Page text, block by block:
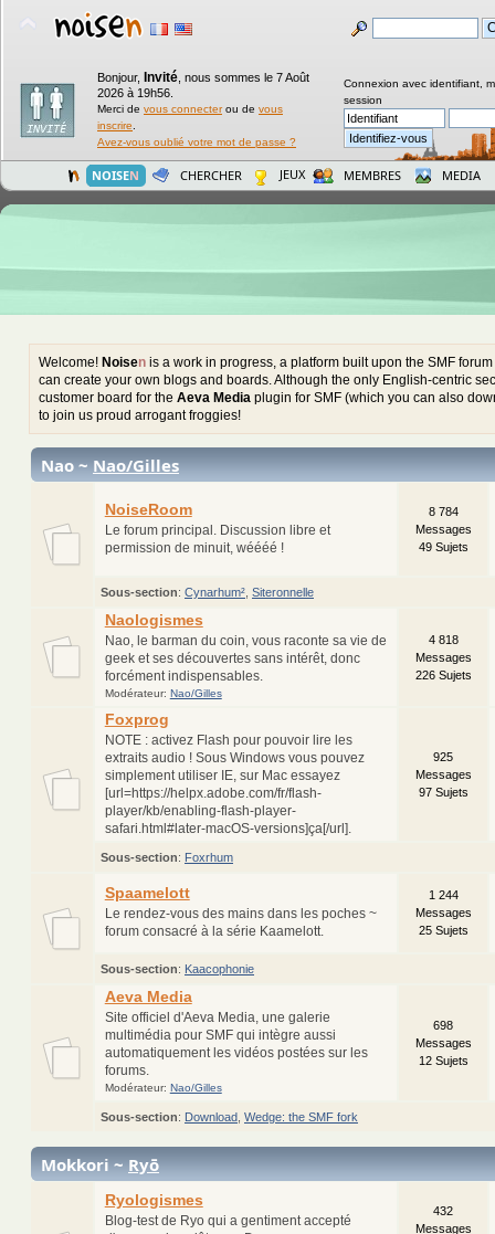
Bonjour, Invité nous sommes le 7 Août
2026 à 19h56.
Merci de vous connecterou de vous
inscrire
Avez-vous oublié votre mot de passe ?
Connexion avec identifiant,
session
NOISEN CHERCHER JEUX MEMBRES MEDIA
Welcome! Noisen is a work in progress, a platform built upon the SMF
can create your own blogs and boards. Although the only English-centric
customer board for the Aeva Media plugin for SMF (which you can also
to join us proud arrogant froggies!
Nao ~Nao/Gilles
NoiseRoom
Le forum principal. Discussion libre et
permission de minuit, wéééé !
8 784
Messages
49 Sujets
Sous-section: Cynarhum² Siteronnelle
Naologismes
Nao, le barman du coin, vous raconte sa vie de
geek et ses découvertes sans intérêt, donc
forcément indispensables.
Modérateur: Nao/Gilles
4 818
Messages
226 Sujets
Foxprog
NOTE : activez Flash pour pouvoir lire les
extraits audio ! Sous Windows vous pouvez
simplement utiliser IE, sur Mac essayez
[url=https://helpx.adobe.com/fr/flash-
player/kb/enabling-flash-player-
safari.html#later-macOS-versions]ça[/url].
925
Messages
97 Sujets
Sous-section: Foxrhum
Spaamelott
Le rendez-vous des mains dans les poches ~
forum consacré à la série Kaamelott.
1 244
Messages
25 Sujets
Sous-section: Kaacophonie
Aeva Media
Site officiel d'Aeva Media, une galerie
multimédia pour SMF qui intègre aussi
automatiquement les vidéos postées sur les
forums.
Modérateur: Nao/Gilles
698
Messages
12 Sujets
Sous-section: Download Wedge: the SMF fork
Mokkori ~Ryō
Ryologismes
Blog-test de Ryo qui a gentiment accepté
432
Messages